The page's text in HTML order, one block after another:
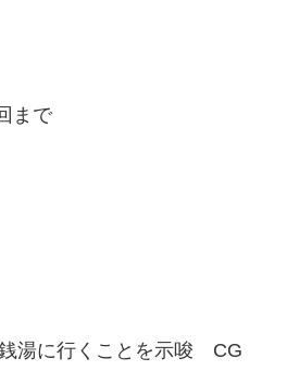
まで
湯に行くことを示唆 CG